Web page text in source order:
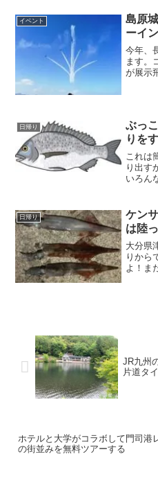
イベント
島原
ーイ
今年、
ます。
が展示
日帰り
ぶっ
りを
これは
り出す
いろん
釣る魚
くては
日帰り
ケン
は陸
大分県
りから
よ！ま
JR九州
片道タ
ホテルと大学がコラボして門司港
の街並みを無料ツアーする